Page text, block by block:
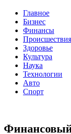
Главное
Бизнес
Финансы
Происшествия
Здоровье
Культура
Наука
Технологии
Авто
Спорт
Финансовый